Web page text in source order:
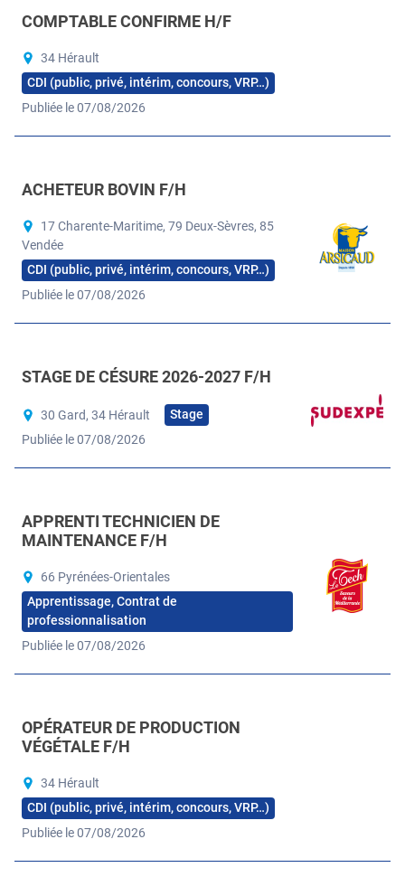
COMPTABLE CONFIRME H/F
34 Hérault
CDI (public, privé, intérim, concours, VRP…)
Publiée le 07/08/2026
ACHETEUR BOVIN F/H
17 Charente-Maritime, 79 Deux-Sèvres, 85
Vendée
CDI (public, privé, intérim, concours, VRP…)
Publiée le 07/08/2026
STAGE DE CÉSURE 2026-2027 F/H
30 Gard, 34 Hérault
Stage
Publiée le 07/08/2026
APPRENTI TECHNICIEN DE
MAINTENANCE F/H
66 Pyrénées-Orientales
Apprentissage, Contrat de
professionnalisation
Publiée le 07/08/2026
OPÉRATEUR DE PRODUCTION
VÉGÉTALE F/H
34 Hérault
CDI (public, privé, intérim, concours, VRP…)
Publiée le 07/08/2026